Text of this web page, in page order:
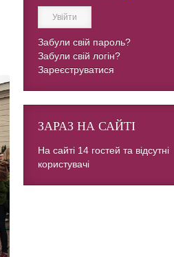
Увійти
Забули свій пароль?
Забули свій логін?
Зареєструватися
ЗАРАЗ НА САЙТІ
На сайті 14 гостей та відсутні
користувачі